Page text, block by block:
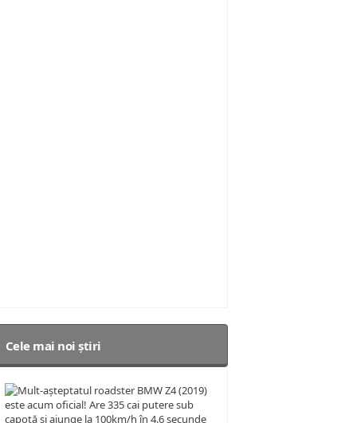
Cele mai noi știri